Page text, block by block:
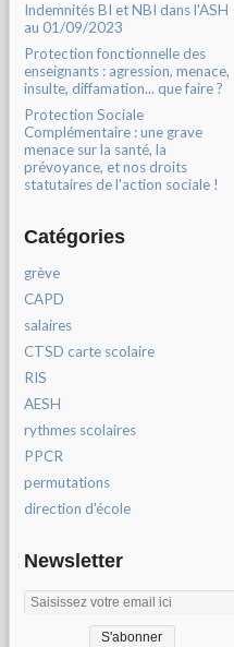
Indemnités BI et NBI dans l'ASH
au 01/09/2023
Protection fonctionnelle des
enseignants : agression, menace,
insulte, diffamation... que faire ?
Protection Sociale
Complémentaire : une grave
menace sur la santé, la
prévoyance, et nos droits
statutaires de l'action sociale !
Catégories
grève
CAPD
salaires
CTSD carte scolaire
RIS
AESH
rythmes scolaires
PPCR
permutations
direction d'école
Newsletter